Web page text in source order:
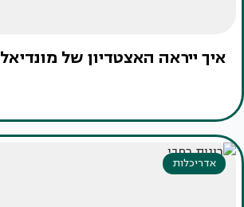
איך ייראה האצטדיון של מונדיאל 2030?
אדריכלות